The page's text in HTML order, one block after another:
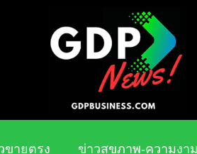
ขายตรง ข่าวสุขภาพ-ความงาม